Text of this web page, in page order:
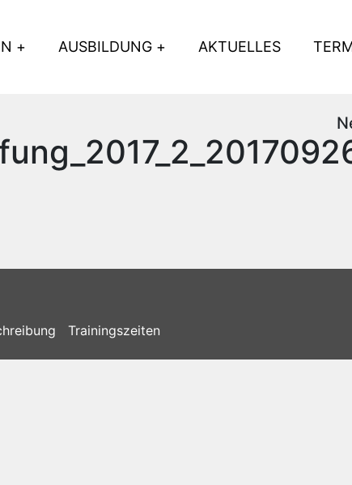
AUSBILDUNG AKTUELLES
Trainingszeiten